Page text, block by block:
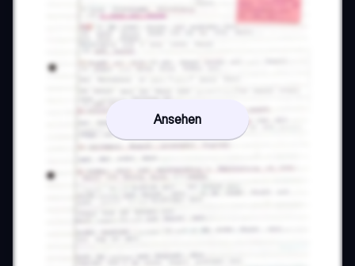
Ansehen